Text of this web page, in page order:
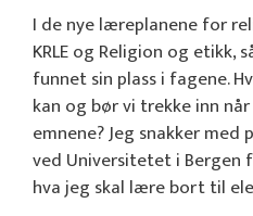
I de nye læreplanene for
KRLE og Religion og etikk,
funnet sin plass i fagene.
kan og bør vi trekke inn
emnene? Jeg snakker med
ved Universitetet i Bergen
hva jeg skal lære bort til